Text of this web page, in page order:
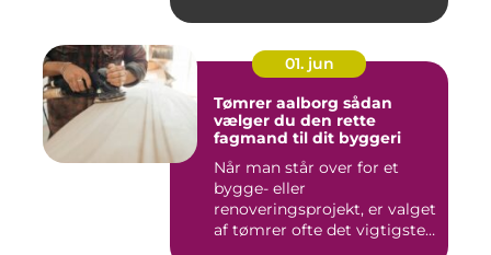
01. jun
Tømrer aalborg sådan
vælger du den rette
fagmand til dit byggeri
Når man står over for et
bygge- eller
renoveringsprojekt, er valget
af tømrer ofte det vigtigste